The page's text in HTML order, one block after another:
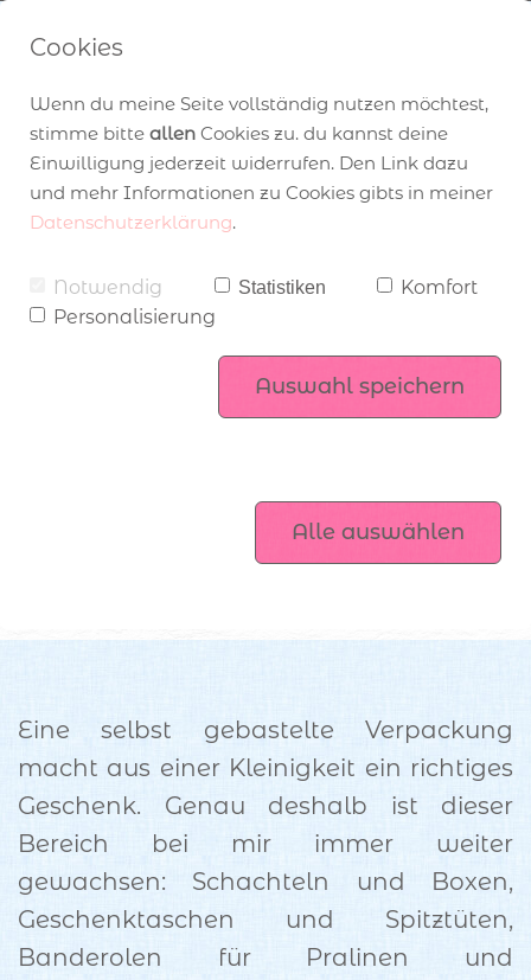
Angebot zum Katalogstart
Stampin’ Up! Produktsets
Workshops
Mitgliederbereich
über Stampin’ Up!
komm ins Team
Neu im Blog:
Verpackungen basteln
mit Stampin’ Up!
Eine selbst gebastelte Verpackung
macht aus einer Kleinigkeit ein richtiges
Geschenk. Genau deshalb ist dieser
Bereich bei mir immer weiter
gewachsen: Schachteln und Boxen,
Geschenktaschen und Spitztüten,
Banderolen für Pralinen und
Cookies
Wenn du meine Seite vollständig nutzen möchtest,
stimme bitte allen Cookies zu. du kannst deine
Einwilligung jederzeit widerrufen. Den Link dazu
und mehr Informationen zu Cookies gibts in meiner
Datenschutzerklärung.
Notwendig Statistiken
Komfort
Personalisierung
Auswahl speichern
Alle auswählen